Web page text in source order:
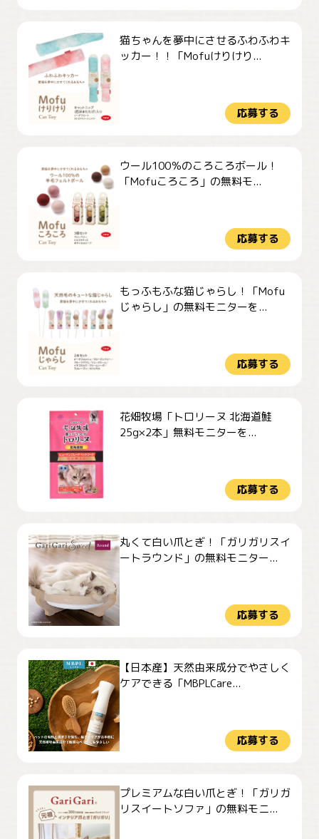
猫ちゃんを夢中にさせるふわふわキ
ッカー！！「Mofuけりけり...
応募する
ウール100％のころころボール！
「Mofuころころ」の無料モ...
応募する
もっふもふな猫じゃらし！「Mofu
じゃらし」の無料モニターを...
応募する
花畑牧場「トロリーヌ 北海道鮭
25g×2本」無料モニターを...
応募する
丸くて白い爪とぎ！「ガリガリスイ
ートラウンド」の無料モニター...
応募する
【日本産】天然由来成分でやさしく
ケアできる「MBPLCare...
応募する
プレミアムな白い爪とぎ！「ガリガ
リスイートソファ」の無料モニ...